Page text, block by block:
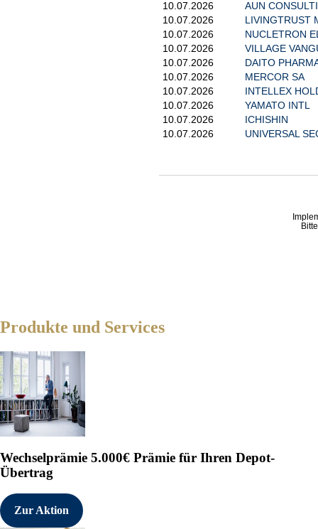
10.07.2026
AUN
10.07.2026
LIVINGTRUST
10.07.2026
NUCLETRON
10.07.2026
VILLAGE
10.07.2026
DAITO
10.07.2026
MERCOR SA
10.07.2026
INTELLEX
10.07.2026
YAMATO INTL
10.07.2026
ICHISHIN
10.07.2026
UNIVERSAL
Produkte und Services
Wechselprämie 5.000€ Prämie für Ihren Depot-
Übertrag
Zur Aktion